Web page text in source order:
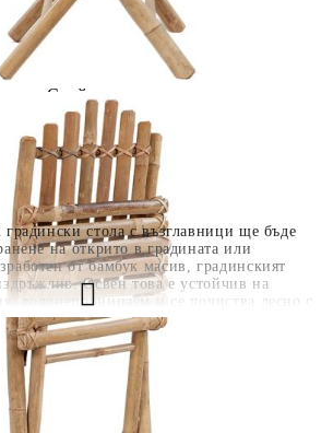
стола с възглавници ще бъде
на открито в градината или
от бамбук масив, градинският
Освен това е устойчив на
водонепроницаем и се почиства лесно с
стол е сгъваем, за да пести място
не се използва. Нещо повече,
осигуряват допълнителен комфорт,
Изработени са от 100% полиестер,
издръжливи, за да се ползват на
е снабдена с два комплекта
плътно върху стола. Максимално
Заплащате 20% от стойността на
с карта. Останалата сума се
месечни вноски без оскъпяване. За
до 1000 лв. / €511.31
Стойността на поръчката се
месечни вноски с оскъпяване. За
до 2000 лв. / €1022.61
БЕЗ РЕГИСТРАЦИЯ